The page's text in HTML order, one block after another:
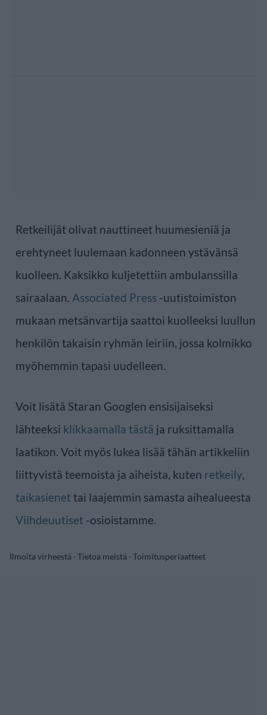
Retkeilijät olivat nauttineet huumesieniä ja
erehtyneet luulemaan kadonneen ystävänsä
kuolleen. Kaksikko kuljetettiin ambulanssilla
sairaalaan. Associated Press -uutistoimiston
mukaan metsänvartija saattoi kuolleeksi luullun
henkilön takaisin ryhmän leiriin, jossa kolmikko
myöhemmin tapasi uudelleen.
Voit lisätä Staran Googlen ensisijaiseksi
lähteeksi klikkaamalla tästä ja ruksittamalla
laatikon. Voit myös lukea lisää tähän artikkeliin
liittyvistä teemoista ja aiheista, kuten retkeily,
taikasienettai laajemmin samasta aihealueesta
Viihdeuutiset -osioistamme.
Ilmoita virheestä · Tietoa meistä · Toimitusperiaatteet